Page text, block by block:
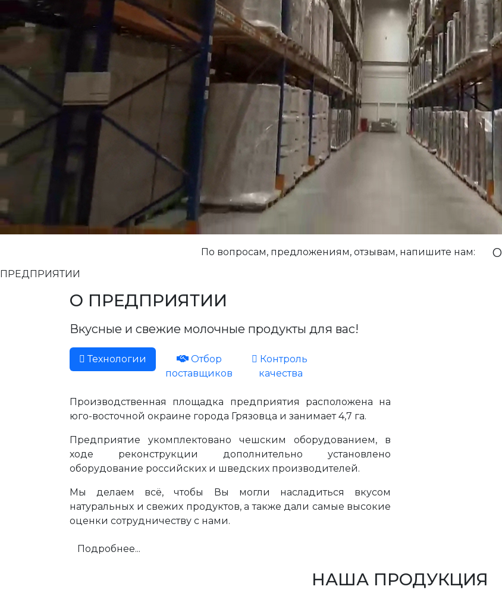
По вопросам, предложениям, отзывам, напишите нам:
ПРЕДПРИЯТИИ
О ПРЕДПРИЯТИИ
Вкусные и свежие молочные продукты для вас!
Технологии
Отбор
поставщиков
Контроль
качества
Производственная площадка предприятия расположена на
юго-восточной окраине города Грязовца и занимает 4,7 га.
Предприятие укомплектовано чешским оборудованием, в
ходе реконструкции дополнительно установлено
оборудование российских и шведских производителей.
Мы делаем всё, чтобы Вы могли насладиться вкусом
натуральных и свежих продуктов, а также дали самые высокие
оценки сотрудничеству с нами.
Подробнее...
НАША ПРОДУКЦИЯ